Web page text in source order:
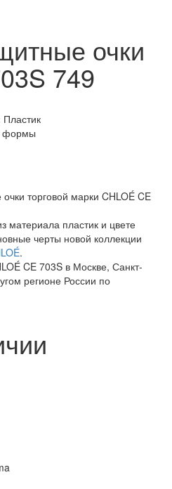
очки
749
Пластик
формы
торговой марки CHLOÉ CE
пластик и цвете
черты новой коллекции
.
CE 703S в Москве, Санкт-
регионе России по